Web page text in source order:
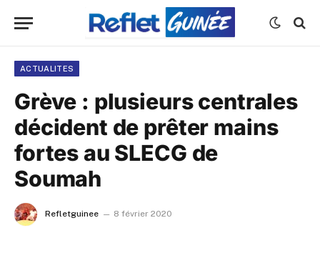
ACTUALITES
Grève : plusieurs centrales
décident de prêter mains
fortes au SLECG de
Soumah
Refletguinee 8 février 2020